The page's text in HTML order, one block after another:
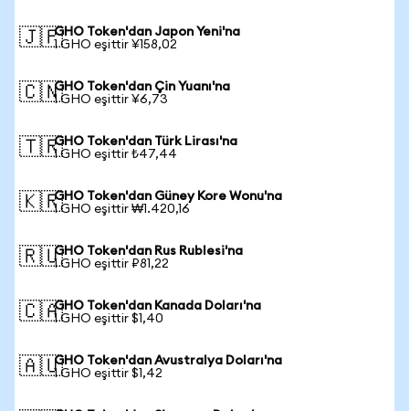
🇯🇵GHO Token'dan Japon Yeni'na
1 GHO eşittir ¥158,02
🇨🇳GHO Token'dan Çin Yuanı'na
1 GHO eşittir ¥6,73
🇹🇷GHO Token'dan Türk Lirası'na
1 GHO eşittir ₺47,44
🇰🇷GHO Token'dan Güney Kore Wonu'na
1 GHO eşittir ₩1.420,16
🇷🇺GHO Token'dan Rus Rublesi'na
1 GHO eşittir ₽81,22
🇨🇦GHO Token'dan Kanada Doları'na
1 GHO eşittir $1,40
🇦🇺GHO Token'dan Avustralya Doları'na
1 GHO eşittir $1,42